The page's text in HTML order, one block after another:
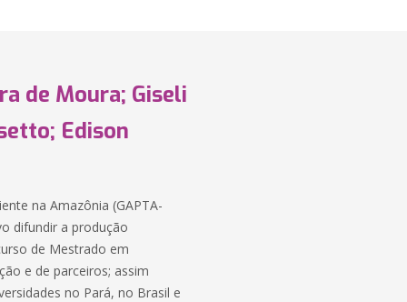
de Moura; Giseli
Edison
na Amazônia (GAPTA-
difundir a produção
de Mestrado em
e de parceiros; assim
no Pará, no Brasil e